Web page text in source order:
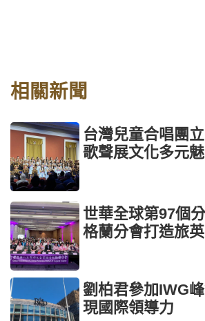
相關新聞
台灣兒童合唱團
歌聲展文化多元
世華全球第97個
格蘭分會打造旅
劉柏君參加IWG
現國際領導力